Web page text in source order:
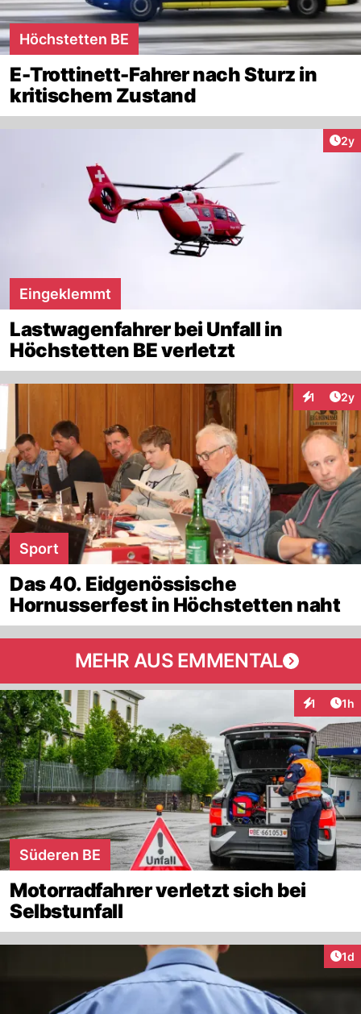
Höchstetten BE
E-Trottinett-Fahrer nach Sturz in
kritischem Zustand
2y
Eingeklemmt
Lastwagenfahrer bei Unfall in
Höchstetten BE verletzt
1 2y
Sport
Das 40. Eidgenössische
Hornusserfest in Höchstetten naht
MEHR AUS EMMENTAL
1 1h
Süderen BE
Motorradfahrer verletzt sich bei
Selbstunfall
1d